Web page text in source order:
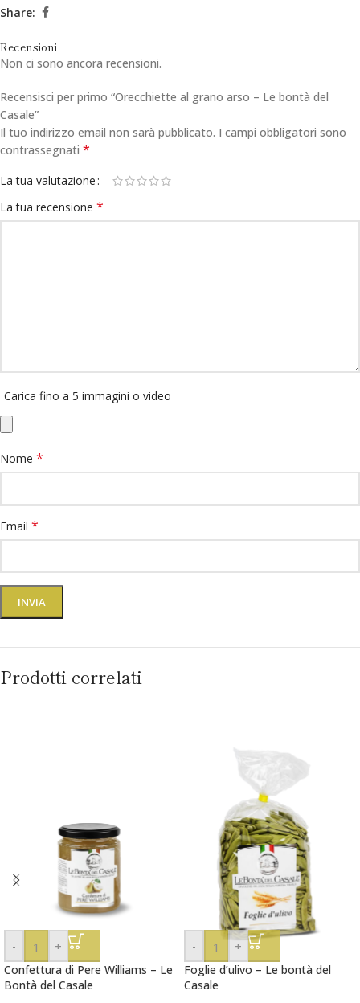
Share:
Recensioni
Non ci sono ancora recensioni.
Recensisci per primo “Orecchiette al grano arso – Le bontà del
Casale”
Il tuo indirizzo email non sarà pubblicato. I campi obbligatori sono
contrassegnati *
La tua valutazione
La tua recensione *
Carica fino a 5 immagini o video
Nome *
Email *
Prodotti correlati
-
+
Confettura di Pere Williams – Le
Bontà del Casale
-
+
Foglie d’ulivo – Le bontà del
Casale